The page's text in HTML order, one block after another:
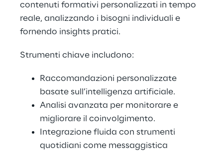
contenuti formativi personalizzati in tempo
reale, analizzando i bisogni individuali e
fornendo insights pratici.
Strumenti chiave includono:
Raccomandazioni personalizzate
basate sull’intelligenza artificiale.
Analisi avanzata per monitorare e
migliorare il coinvolgimento.
Integrazione fluida con strumenti
quotidiani come messaggistica